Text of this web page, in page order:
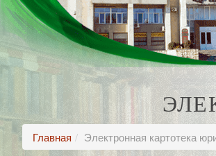
Главная Электронная картотека